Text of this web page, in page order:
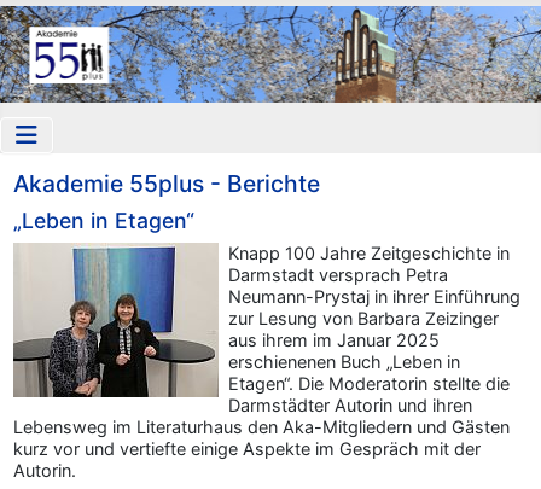
Akademie 55plus - Berichte
„Leben in Etagen“
Knapp 100 Jahre Zeitgeschichte in
Darmstadt versprach Petra
Neumann-Prystaj in ihrer Einführung
zur Lesung von Barbara Zeizinger
aus ihrem im Januar 2025
erschienenen Buch „Leben in
Etagen“. Die Moderatorin stellte die
Darmstädter Autorin und ihren
Lebensweg im Literaturhaus den Aka-Mitgliedern und Gästen
kurz vor und vertiefte einige Aspekte im Gespräch mit der
Autorin.